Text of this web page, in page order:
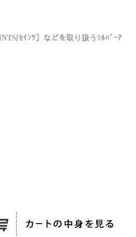
ｾｲﾝﾂ］などを取り扱うｼﾙﾊﾞｰｱ